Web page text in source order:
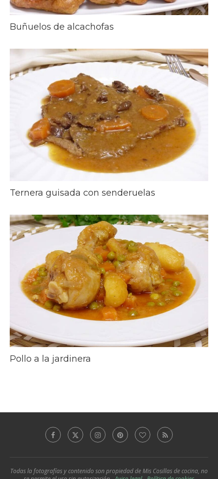
Buñuelos de alcachofas
Ternera guisada con senderuelas
Pollo a la jardinera
Todas la fotografías y contenido son propiedad de Mis Cosillas de cocina, no